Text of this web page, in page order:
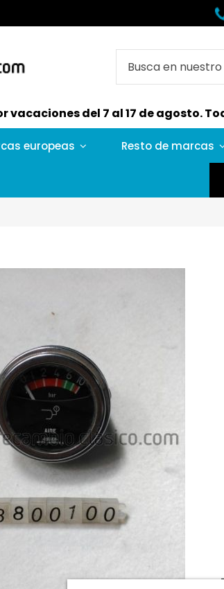
vacaciones del 7 al 17 de agosto.
europeas Resto de marcas